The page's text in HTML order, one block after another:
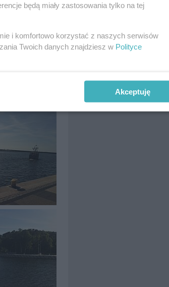
będą miały zastosowania tylko na tej
i komfortowo korzystać z naszych serwisów
Twoich danych znajdziesz w Polityce
Akceptuję